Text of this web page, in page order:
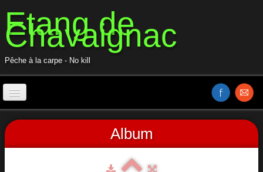
Etang de
Chavaignac
Pêche à la carpe - No kill
Accueil / Home
Album